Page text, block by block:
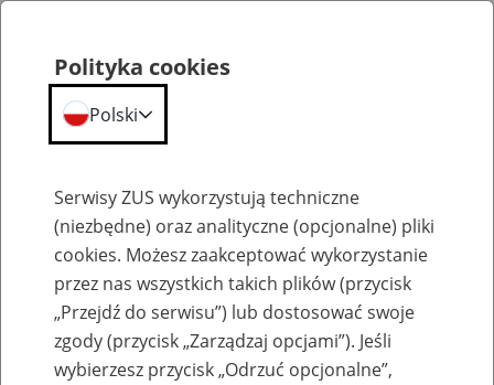
Bieżące wyjaśnienia komórek merytorycznych
Polityka cookies
Polski
Serwisy ZUS wykorzystują techniczne
(niezbędne) oraz analityczne (opcjonalne) pliki
cookies. Możesz zaakceptować wykorzystanie
przez nas wszystkich takich plików (przycisk
„Przejdź do serwisu”) lub dostosować swoje
zgody (przycisk „Zarządzaj opcjami”). Jeśli
wybierzesz przycisk „Odrzuć opcjonalne”,